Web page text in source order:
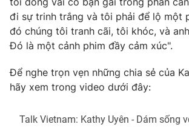
Ðiện thoại Thời báo VTV:024.66 897 897
Email: toasoan@vtv.vn
Liên hệ quảng cáo:
024-7300.7108
đi sự trinh trắng và tôi phải để lộ một
đó chúng tôi tranh cãi, tôi khóc, và
Đó là một cảnh phim đầy cảm xúc".
Để nghe trọn vẹn những chia sẻ của
hãy xem trong video dưới đây:
Talk Vietnam: Kathy Uyên - Dám sống